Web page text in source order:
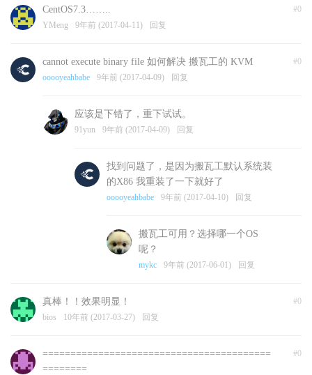
#0
CentOS7.3……..
YMeng 9年前 (2017-04-11) 回复
#0
cannot execute binary file 如何解决 搬瓦工的 KVM
ooooyeahbabe 9年前 (2017-04-09) 回复
应该是下错了，重下试试。
91yun 9年前 (2017-04-09) 回复
找到问题了，是因为搬瓦工默认系统装
的X86 我重装了一下就好了
ooooyeahbabe 9年前 (2017-04-10) 回复
搬瓦工可用？选择哪一个OS
呢？
mykc 9年前 (2017-06-01) 回复
#0
真棒！！效果明显！
bios 10年前 (2017-03-27) 回复
#0
=========================================
========